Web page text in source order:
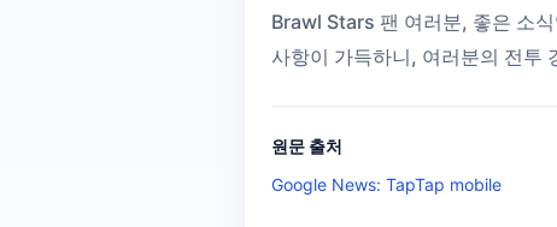
Brawl Stars 팬 여러분, 좋은 소
사항이 가득하니, 여러분의 전투
원문 출처
Google News: TapTap mobile